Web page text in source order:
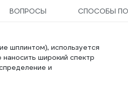
ВОПРОСЫ СПОСОБЫ
шплинтом), используется
широкий спектр
и